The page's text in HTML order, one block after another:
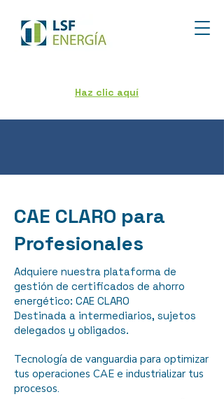
Haz clic aquí
CAE CLARO para
Profesionales
Adquiere nuestra plataforma de
gestión de certificados de ahorro
energético: CAE CLARO
Destinada a intermediarios, sujetos
delegados y obligados.
Tecnología de vanguardia para optimizar
tus operaciones CAE e industrializar tus
procesos.